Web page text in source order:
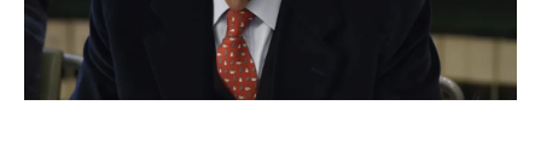
GRUPPO
SPORT
GRUPPO
SPORT
GRUPPO